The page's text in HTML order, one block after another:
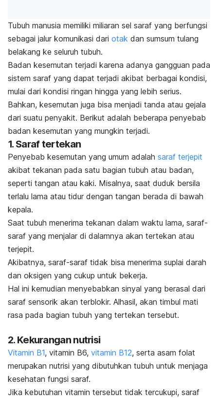
Tubuh manusia memiliki miliaran sel saraf yang berfungsi
sebagai jalur komunikasi dari otak dan sumsum tulang
belakang ke seluruh tubuh.
Badan kesemutan terjadi karena adanya gangguan pada
sistem saraf yang dapat terjadi akibat berbagai kondisi,
mulai dari kondisi ringan hingga yang lebih serius.
Bahkan, kesemutan juga bisa menjadi tanda atau gejala
dari suatu penyakit. Berikut adalah beberapa penyebab
badan kesemutan yang mungkin terjadi.
1. Saraf tertekan
Penyebab kesemutan yang umum adalah saraf terjepit
akibat tekanan pada satu bagian tubuh atau badan,
seperti tangan atau kaki. Misalnya, saat duduk bersila
terlalu lama atau tidur dengan tangan berada di bawah
kepala.
Saat tubuh menerima tekanan dalam waktu lama, saraf-
saraf yang menjalar di dalamnya akan tertekan atau
terjepit.
Akibatnya, saraf-saraf tidak bisa menerima suplai darah
dan oksigen yang cukup untuk bekerja.
Hal ini kemudian menyebabkan sinyal yang berasal dari
saraf sensorik akan terblokir. Alhasil, akan timbul mati
rasa pada bagian tubuh yang tertekan tersebut.
2. Kekurangan nutrisi
Vitamin B1, vitamin B6, vitamin B12, serta asam folat
merupakan nutrisi yang dibutuhkan tubuh untuk menjaga
kesehatan fungsi saraf.
Jika kebutuhan vitamin tersebut tidak tercukupi, saraf